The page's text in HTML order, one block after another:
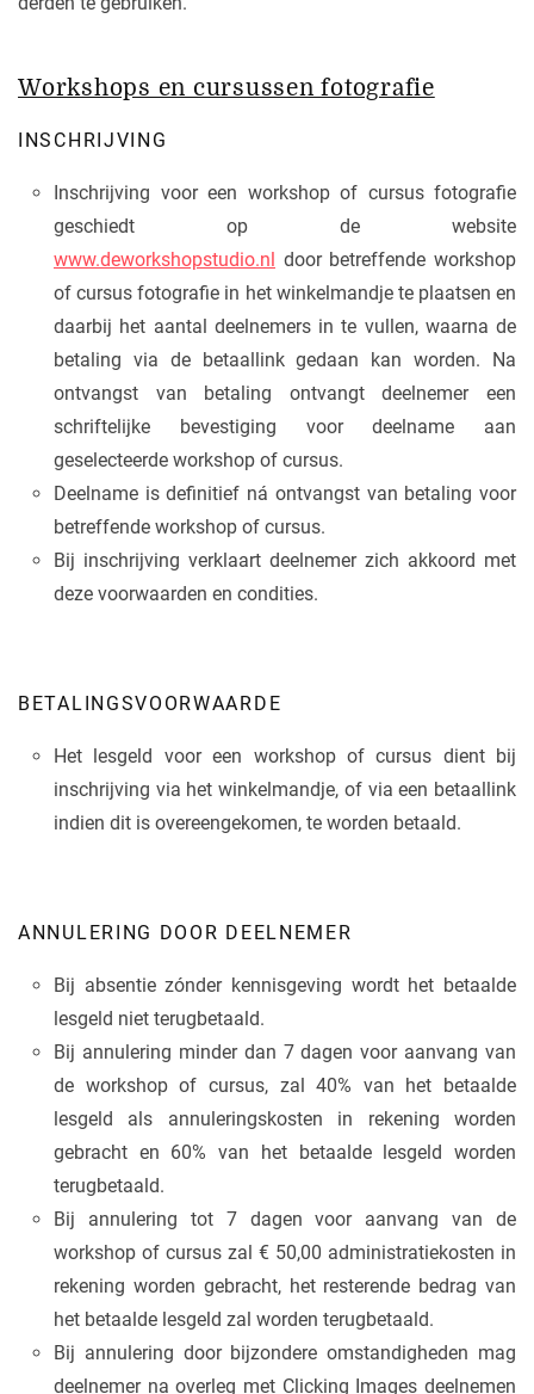
Workshops en cursussen fotografie
INSCHRIJVING
Inschrijving voor een workshop of cursus fotografie
geschiedt op de website
www.deworkshopstudio.nl door betreffende workshop
of cursus fotografie in het winkelmandje te plaatsen en
daarbij het aantal deelnemers in te vullen, waarna de
betaling via de betaallink gedaan kan worden. Na
ontvangst van betaling ontvangt deelnemer een
schriftelijke bevestiging voor deelname aan
geselecteerde workshop of cursus.
Deelname is definitief ná ontvangst van betaling voor
betreffende workshop of cursus.
Bij inschrijving verklaart deelnemer zich akkoord met
deze voorwaarden en condities.
BETALINGSVOORWAARDE
Het lesgeld voor een workshop of cursus dient bij
inschrijving via het winkelmandje, of via een betaallink
indien dit is overeengekomen, te worden betaald.
ANNULERING DOOR DEELNEMER
Bij absentie zónder kennisgeving wordt het betaalde
lesgeld niet terugbetaald.
Bij annulering minder dan 7 dagen voor aanvang van
de workshop of cursus, zal 40% van het betaalde
lesgeld als annuleringskosten in rekening worden
gebracht en 60% van het betaalde lesgeld worden
terugbetaald.
Bij annulering tot 7 dagen voor aanvang van de
workshop of cursus zal € 50,00 administratiekosten in
rekening worden gebracht, het resterende bedrag van
het betaalde lesgeld zal worden terugbetaald.
Bij annulering door bijzondere omstandigheden mag
deelnemer na overleg met Clicking Images deelnemen